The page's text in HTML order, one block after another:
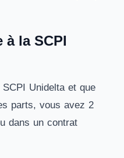
la SCPI
Unidelta et que
parts, vous avez 2
dans un contrat